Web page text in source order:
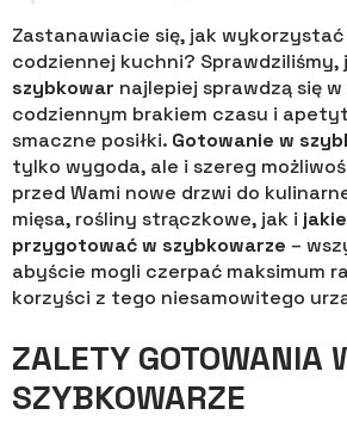
Zastanawiacie się, jak
codziennej kuchni? Sprawdziliśmy,
szybkowar najlepiej sprawdzą się
codziennym brakiem czasu i
smaczne posiłki. Gotowanie w
tylko wygoda, ale i szereg
przed Wami nowe drzwi do
mięsa, rośliny strączkowe, jak i
przygotować w szybkowarze –
abyście mogli czerpać maksimum
korzyści z tego niesamowitego
ZALETY GOTOWANIA
SZYBKOWARZE